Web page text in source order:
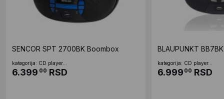
SENCOR SPT 2700BK Boombox
kategorija: CD player...
6.399 00 RSD
BLAUPUNKT
kategorija: CD player...
6.999 00 RSD